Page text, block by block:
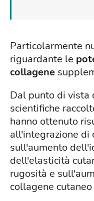
Particolarmente
riguardante le
collagene
Dal punto di vista
scientifiche
hanno ottenuto
all'integrazione di
sull'aumento
dell'elasticità
rugosità e
collagene cutaneo